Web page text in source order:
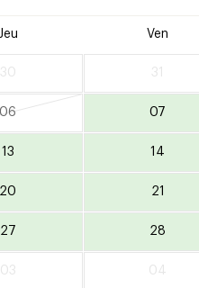
Ven
30 31
06 07
13 14
20 21
27 28
03 04